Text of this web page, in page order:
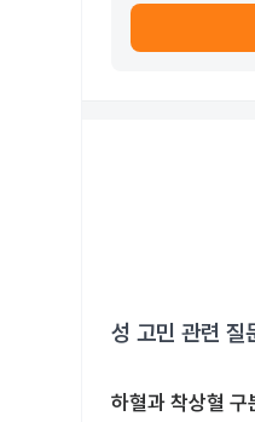
성 고민 관련 질
하혈과 착상혈 구